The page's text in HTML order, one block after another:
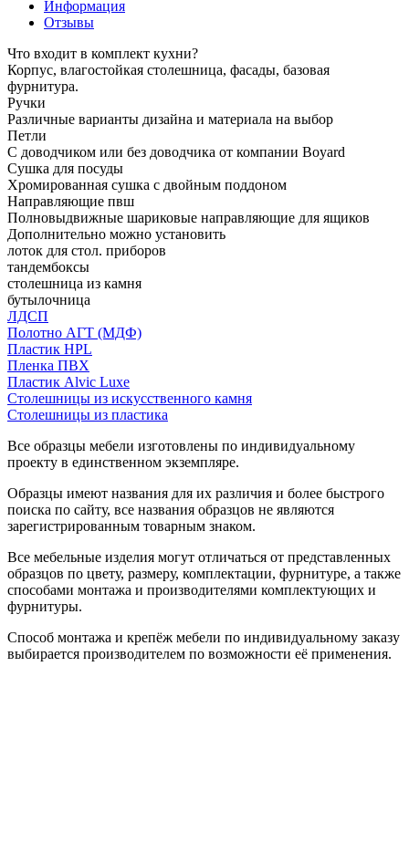
Информация
Отзывы
Что входит в комплект кухни?
Корпус, влагостойкая столешница, фасады, базовая
фурнитура.
Ручки
Различные варианты дизайна и материала на выбор
Петли
С доводчиком или без доводчика от компании Boyard
Сушка для посуды
Хромированная сушка с двойным поддоном
Направляющие пвш
Полновыдвижные шариковые направляющие для ящиков
Дополнительно можно установить
лоток для стол. приборов
тандембоксы
столешница из камня
бутылочница
ЛДСП
Полотно АГТ (МДФ)
Пластик HPL
Пленка ПВХ
Пластик Alvic Luxe
Столешницы из искусственного камня
Столешницы из пластика
Все образцы мебели изготовлены по индивидуальному
проекту в единственном экземпляре.
Образцы имеют названия для их различия и более быстрого
поиска по сайту, все названия образцов не являются
зарегистрированным товарным знаком.
Все мебельные изделия могут отличаться от представленных
образцов по цвету, размеру, комплектации, фурнитуре, а также
способами монтажа и производителями комплектующих и
фурнитуры.
Способ монтажа и крепёж мебели по индивидуальному заказу
выбирается производителем по возможности её применения.